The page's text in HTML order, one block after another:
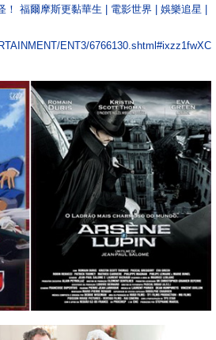
！ 福爾摩斯更黏華生 | 電影世界 | 娛樂追星 |
ENT3/